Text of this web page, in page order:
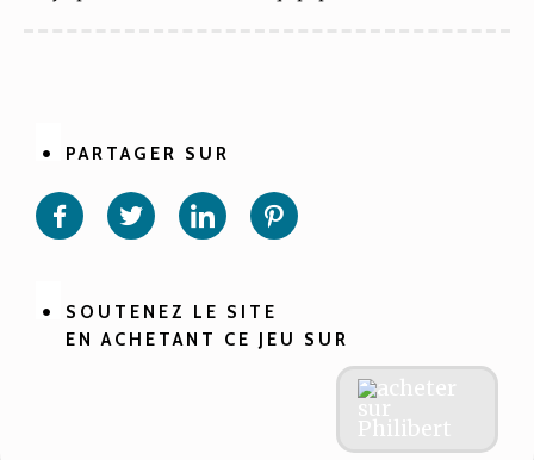
PARTAGER SUR
Partager
sur
Partager
sur sur
SOUTENEZ LE SITE
EN ACHETANT CE JEU SUR